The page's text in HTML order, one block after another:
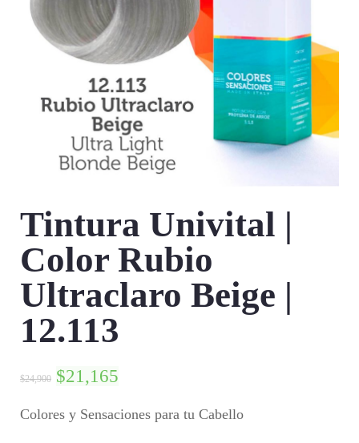
Tintura Univital |
Color Rubio
Ultraclaro Beige |
12.113
$24,900 $21,165
Colores y Sensaciones para tu Cabello